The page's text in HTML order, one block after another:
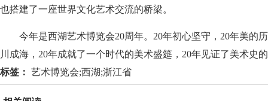
也搭建了一座世界文化艺术交流的桥梁。
今年是西湖艺术博览会20周年。20年初心坚守，20年美的历
川成海，20年成就了一个时代的美术盛筵，20年见证了美术史
标签： 艺术博览会;西湖;浙江省